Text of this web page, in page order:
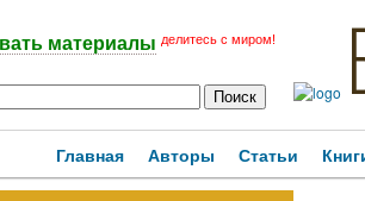
материалы делитесь с миром!
Главная Авторы Статьи